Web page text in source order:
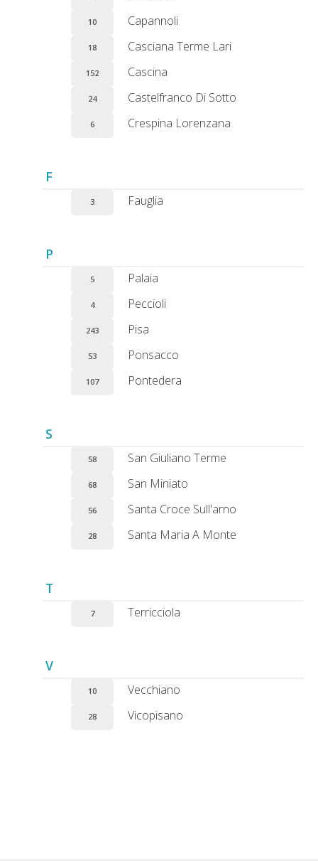
10 Capannoli
18 Casciana Terme Lari
152 Cascina
24 Castelfranco Di Sotto
6 Crespina Lorenzana
F
3 Fauglia
P
5 Palaia
4 Peccioli
243 Pisa
53 Ponsacco
107 Pontedera
S
58 San Giuliano Terme
68 San Miniato
56 Santa Croce Sull'arno
28 Santa Maria A Monte
T
7 Terricciola
V
10 Vecchiano
28 Vicopisano